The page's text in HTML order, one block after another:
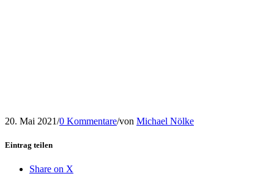
20. Mai 2021/0 Kommentare/von Michael Nölke
Eintrag teilen
Share on X